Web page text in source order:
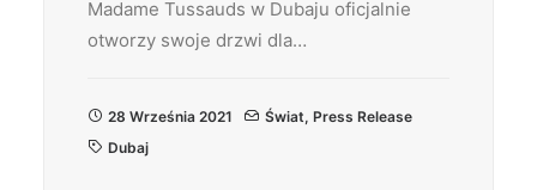
Madame Tussauds w Dubaju oficjalnie
otworzy swoje drzwi dla…
28 Września 2021 Świat, Press Release
Dubaj